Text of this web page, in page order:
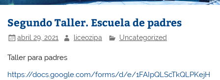
Segundo Taller. Escuela de padres
abril 29, 2021 liceozipa Uncategorized
Taller para padres
https://docs.google.com/forms/d/e/1FAIpQLScTkQLPKejH